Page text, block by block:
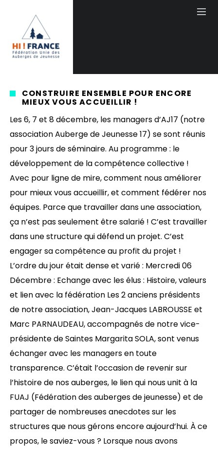
CONSTRUIRE ENSEMBLE POUR ENCORE
MIEUX VOUS ACCUEILLIR !
Les 6, 7 et 8 décembre, les managers d’AJ17 (notre
association Auberge de Jeunesse 17) se sont réunis
pour 3 jours de séminaire. Au programme : le
développement de la compétence collective !
Avec pour ligne de mire, comment nous améliorer
pour mieux vous accueillir, et comment fédérer nos
équipes. Parce que travailler dans une association,
ça n’est pas seulement être salarié ! C’est travailler
dans une structure qui défend un projet. C’est
engager sa compétence au profit du projet !
L’ordre du jour était dense et varié : Mercredi 06
Décembre : Echange avec les élus : Histoire, valeurs
et lien avec la fédération Les 2 anciens présidents
de notre association, Jean-Jacques LABROUSSE et
Marc PARNAUDEAU, accompagnés de notre vice-
présidente de Saintes Margarita SOLA, sont venus
échanger avec les managers en toute
transparence. C’était l’occasion de revenir sur
l’histoire de nos auberges, le lien qui nous unit à la
FUAJ (Fédération des auberges de jeunesse) et de
partager de nombreuses anecdotes sur les
structures que nous gérons encore aujourd’hui. À ce
propos, le saviez-vous ? Lorsque nous avons